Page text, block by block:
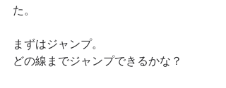
た。
まずはジャンプ。
どの線までジャンプできるかな？